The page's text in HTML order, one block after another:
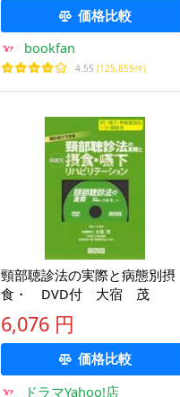
価格比較
bookfan
4.55 (125,859件)
頸部聴診法の実際と病態別摂
食・ DVD付 大宿 茂
6,076 円
価格比較
ドラマYahoo!店